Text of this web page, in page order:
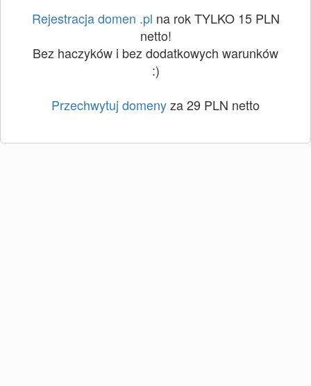
Rejestracja domen .pl na rok TYLKO 15 PLN
netto!
Bez haczyków i bez dodatkowych warunków
:)
Przechwytuj domenyza 29 PLN netto